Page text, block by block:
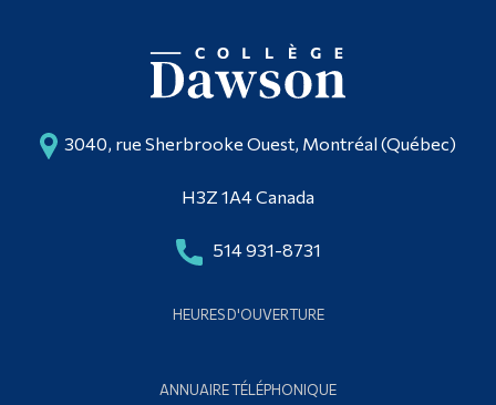
3040, rue Sherbrooke Ouest, Montréal (Québec)
H3Z 1A4 Canada
514 931-8731
HEURES D'OUVERTURE
ANNUAIRE TÉLÉPHONIQUE